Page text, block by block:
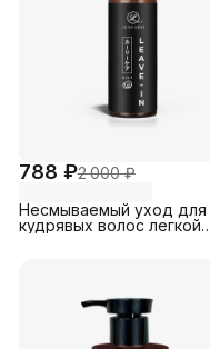
788 ₽2 000 ₽
Несмываемый уход для
кудрявых волос легкой